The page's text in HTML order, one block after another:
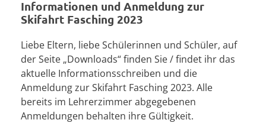
Informationen und Anmeldung zur
Skifahrt Fasching 2023
Liebe Eltern, liebe Schülerinnen und Schüler, auf
der Seite „Downloads“ finden Sie / findet ihr das
aktuelle Informationsschreiben und die
Anmeldung zur Skifahrt Fasching 2023. Alle
bereits im Lehrerzimmer abgegebenen
Anmeldungen behalten ihre Gültigkeit.